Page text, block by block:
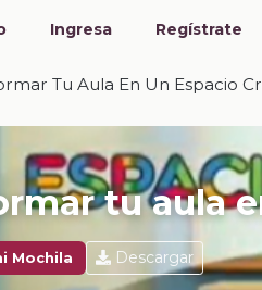
Ingresa Regístrate
Tu Aula En Un Espacio
tu aula
Mochila Descargar